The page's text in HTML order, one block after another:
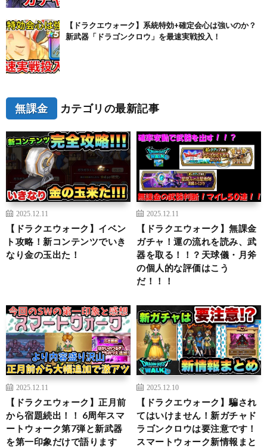
【ドラクエウォーク】系統特効+確定会心は強いのか？
新武器「ドラゴンクロウ」を最速実戦投入！
無課金 カテゴリの最新記事
2025.12.11
【ドラクエウォーク】イベン
ト攻略！新コンテンツでいき
なり金の玉出た！
2025.12.11
【ドラクエウォーク】無課金
ガチャ！運の流れを読み、武
器を取る！！？天球儀・月斧
の個人的な評価はこう
だ！！！
2025.12.11
【ドラクエウォーク】正月前
から宿題続出！！ 6周年スマ
ートウォーク第7弾と新武器
を第一印象だけで語ります
2025.12.10
【ドラクエウォーク】騙され
てはいけません！新ガチャド
ラゴンクロウは要注意です！
スマートウォーク新情報まと